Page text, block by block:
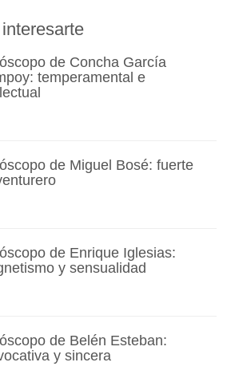
de Concha García
temperamental e
de Miguel Bosé: fuerte
de Enrique Iglesias:
y sensualidad
de Belén Esteban:
y sincera